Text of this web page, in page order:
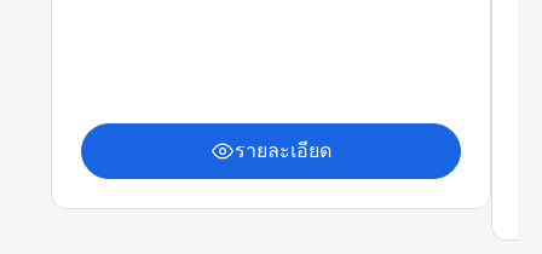
รายละเอียด